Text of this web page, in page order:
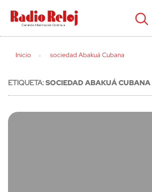
cerrar
Inicio sociedad Abakuá Cubana
ETIQUETA:SOCIEDAD ABAKUÁ CUBANA